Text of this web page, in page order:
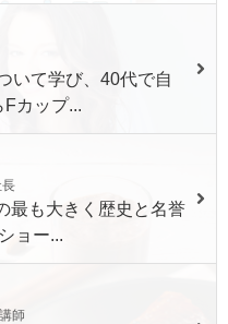
いて学び、40代で自
カップ...
最も大きく歴史と名誉
ョー...
師